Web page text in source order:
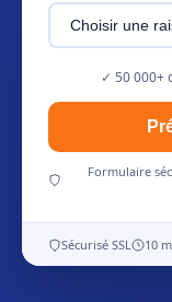
✓ 50 000+
Formulaire
Sécurisé SSL 10